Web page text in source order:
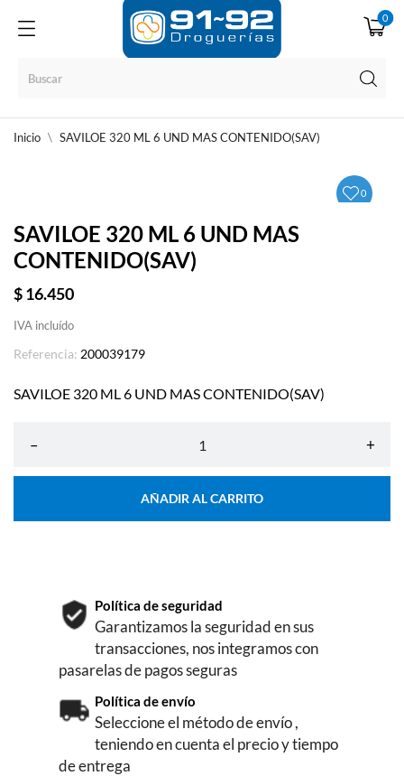
0
Inicio SAVILOE 320 ML 6 UND MAS CONTENIDO(SAV)
0
SAVILOE 320 ML 6 UND MAS
CONTENIDO(SAV)
$ 16.450
IVA incluído
Referencia: 200039179
SAVILOE 320 ML 6 UND MAS CONTENIDO(SAV)
– +
AÑADIR AL CARRITO
Política de seguridad
Garantizamos la seguridad en sus
transacciones, nos integramos con
pasarelas de pagos seguras
Política de envío
Seleccione el método de envío ,
teniendo en cuenta el precio y tiempo
de entrega